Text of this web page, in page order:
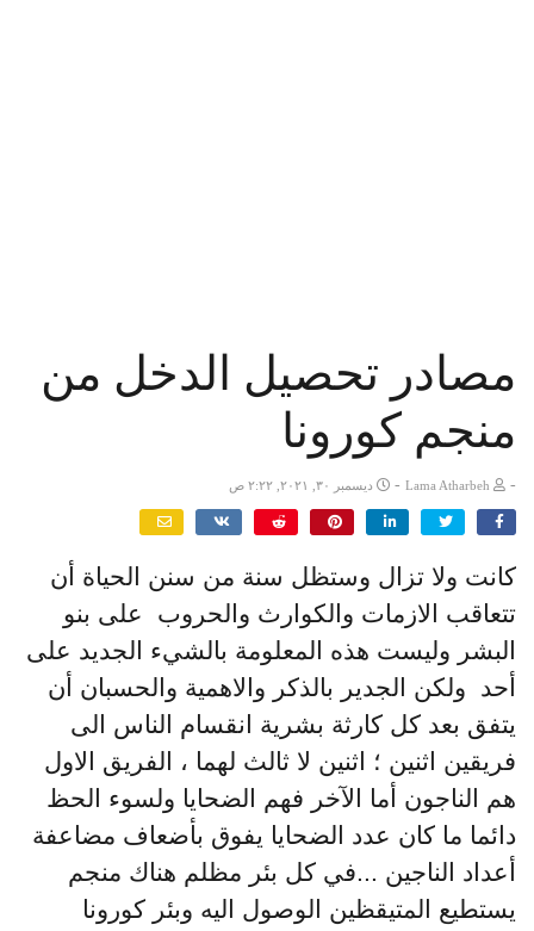
مصادر تحصيل الدخل من
منجم كورونا
-
- ديسمبر ٣٠, ٢٠٢١, ٢:٢٢ ص
كانت ولا تزال وستظل سنة من سنن الحياة أن
تتعاقب الازمات والكوارث والحروب على بنو
البشر وليست هذه المعلومة بالشيء الجديد على
أحد ولكن الجدير بالذكر والاهمية والحسبان أن
يتفق بعد كل كارثة بشرية انقسام الناس الى
فريقين اثنين ؛ اثنين لا ثالث لهما ، الفريق الاول
هم الناجون أما الآخر فهم الضحايا ولسوء الحظ
دائما ما كان عدد الضحايا يفوق بأضعاف مضاعفة
أعداد الناجين ...في كل بئر مظلم هناك منجم
يستطيع المتيقظين الوصول اليه وبئر كورونا